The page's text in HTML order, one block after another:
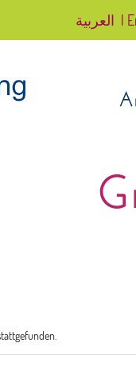
العربية |